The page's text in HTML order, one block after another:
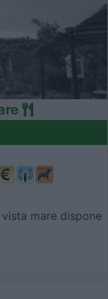
mare dispone